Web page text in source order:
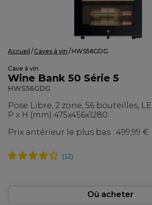
Accueil Caves à vin HWS56GDG
Cave à vin
Wine Bank 50 Série 5
HWS56GDG
Pose Libre, 2 zone, 56 bouteilles,
P x H (mm) 475x456x1280
Prix antérieur le plus bas : 499,99 €
Où acheter